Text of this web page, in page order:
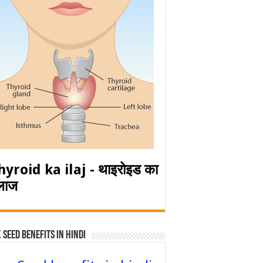
ka ilaj - थाइरोइड का
Seed Benefits in hindi